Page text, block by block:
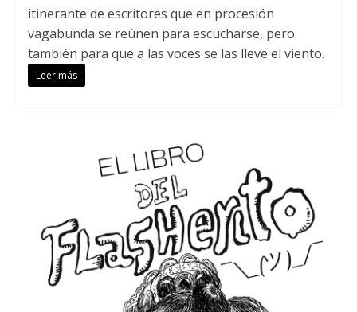
itinerante de escritores que en procesión
vagabunda se reúnen para escucharse, pero
también para que a las voces se las lleve el viento.
Leer más